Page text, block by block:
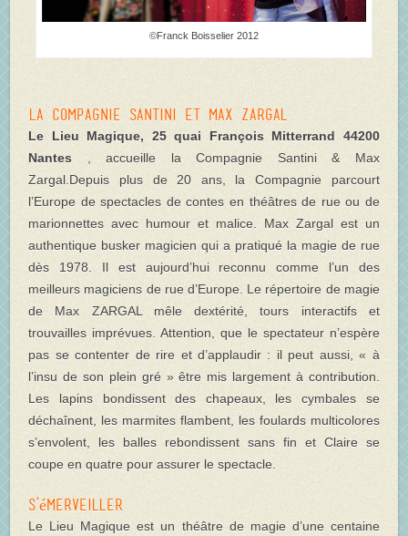
©Franck Boisselier 2012
La Compagnie Santini et Max Zargal
Le Lieu Magique, 25 quai François Mitterrand 44200
Nantes , accueille la Compagnie Santini & Max
Zargal.Depuis plus de 20 ans, la Compagnie parcourt
l’Europe de spectacles de contes en théâtres de rue ou de
marionnettes avec humour et malice. Max Zargal est un
authentique busker magicien qui a pratiqué la magie de rue
dès 1978. Il est aujourd’hui reconnu comme l’un des
meilleurs magiciens de rue d’Europe. Le répertoire de magie
de Max ZARGAL mêle dextérité, tours interactifs et
trouvailles imprévues. Attention, que le spectateur n’espère
pas se contenter de rire et d’applaudir : il peut aussi, « à
l’insu de son plein gré » être mis largement à contribution.
Les lapins bondissent des chapeaux, les cymbales se
déchaînent, les marmites flambent, les foulards multicolores
s’envolent, les balles rebondissent sans fin et Claire se
coupe en quatre pour assurer le spectacle.
S’émerveiller
Le Lieu Magique est un théâtre de magie d’une centaine